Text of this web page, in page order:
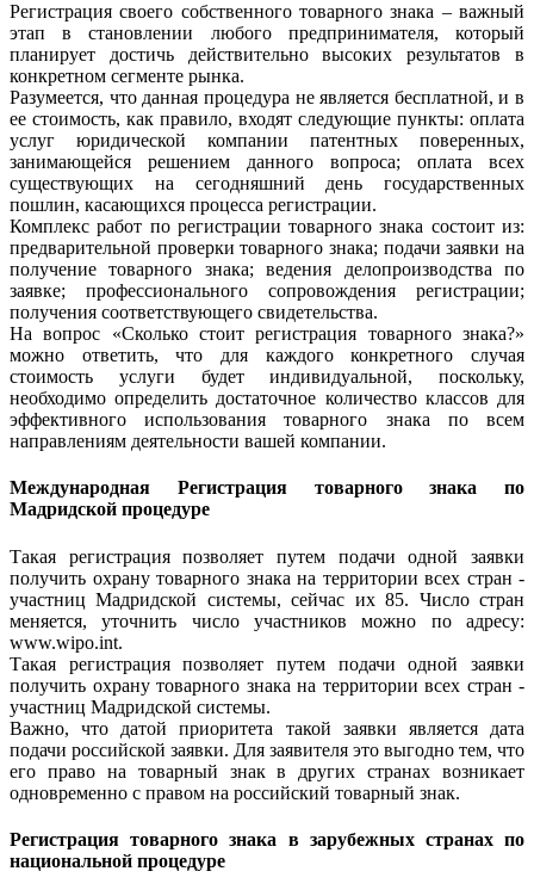
Регистрация своего собственного товарного знака – важный
этап в становлении любого предпринимателя, который
планирует достичь действительно высоких результатов в
конкретном сегменте рынка.
Разумеется, что данная процедура не является бесплатной, и в
ее стоимость, как правило, входят следующие пункты: оплата
услуг юридической компании патентных поверенных,
занимающейся решением данного вопроса; оплата всех
существующих на сегодняшний день государственных
пошлин, касающихся процесса регистрации.
Комплекс работ по регистрации товарного знака состоит из:
предварительной проверки товарного знака; подачи заявки на
получение товарного знака; ведения делопроизводства по
заявке; профессионального сопровождения регистрации;
получения соответствующего свидетельства.
На вопрос «Сколько стоит регистрация товарного знака?»
можно ответить, что для каждого конкретного случая
стоимость услуги будет индивидуальной, поскольку,
необходимо определить достаточное количество классов для
эффективного использования товарного знака по всем
направлениям деятельности вашей компании.
Международная Регистрация товарного знака по
Мадридской процедуре
Такая регистрация позволяет путем подачи одной заявки
получить охрану товарного знака на территории всех стран -
участниц Мадридской системы, сейчас их 85. Число стран
меняется, уточнить число участников можно по адресу:
www.wipo.int.
Такая регистрация позволяет путем подачи одной заявки
получить охрану товарного знака на территории всех стран -
участниц Мадридской системы.
Важно, что датой приоритета такой заявки является дата
подачи российской заявки. Для заявителя это выгодно тем, что
его право на товарный знак в других странах возникает
одновременно с правом на российский товарный знак.
Регистрация товарного знака в зарубежных странах по
национальной процедуре